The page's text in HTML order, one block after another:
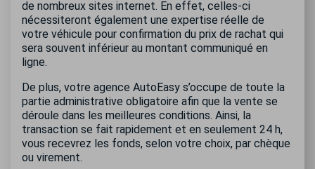
de nombreux sites internet. En effet, celles-ci
nécessiteront également une expertise réelle de
votre véhicule pour confirmation du prix de rachat qui
sera souvent inférieur au montant communiqué en
ligne.
De plus, votre agence AutoEasy s’occupe de toute la
partie administrative obligatoire afin que la vente se
déroule dans les meilleures conditions. Ainsi, la
transaction se fait rapidement et en seulement 24 h,
vous recevrez les fonds, selon votre choix, par chèque
ou virement.